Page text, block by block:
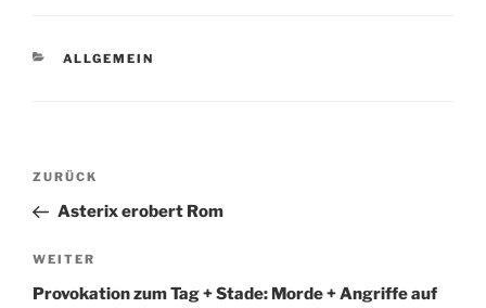
KATEGORIEN
ALLGEMEIN
Beitragsnavigation
Vorheriger
Beitrag
ZURÜCK
Asterix erobert Rom
Nächster
Beitrag
WEITER
Provokation zum Tag + Stade: Morde + Angriffe auf